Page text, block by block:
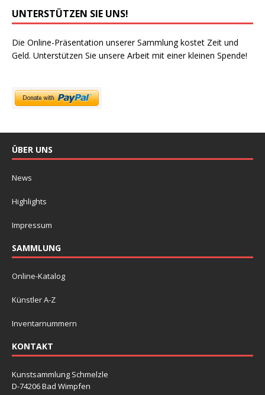
UNTERSTÜTZEN SIE UNS!
Die Online-Präsentation unserer Sammlung kostet Zeit und
Geld. Unterstützen Sie unsere Arbeit mit einer kleinen Spende!
ÜBER UNS
News
Highlights
Impressum
SAMMLUNG
Online-Katalog
Künstler A-Z
Inventarnummern
KONTAKT
Kunstsammlung Schmelzle
D-74206 Bad Wimpfen